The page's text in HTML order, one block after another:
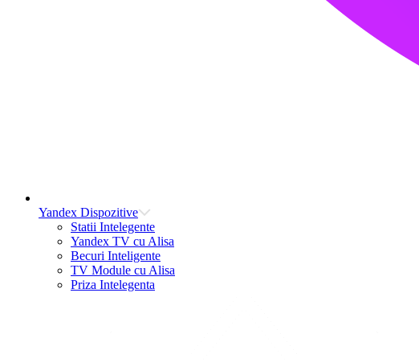
Yandex Dispozitive
Statii Intelegente
Yandex TV cu Alisa
Becuri Inteligente
TV Module cu Alisa
Priza Intelegenta